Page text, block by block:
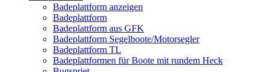
Badeplattform anzeigen
Badeplattform
Badeplattform aus GFK
Badeplattform Segelboote/Motorsegler
Badeplattform TL
Badeplattformen für Boote mit rundem Heck